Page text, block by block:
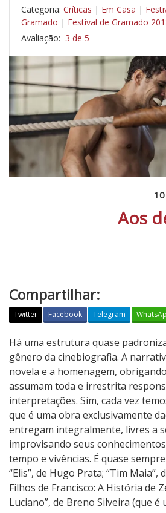
Categoria: Críticas | Em Casa |
Gramado | Festival de Gramado
Avaliação: 3 de 5
Aos
Compartilhar:
Twitter Facebook Telegram
1
0
S
e
g
u
n
d
o
s
P
a
Há uma estrutura quase
gênero da cinebiografia. A
novela e a homenagem,
assumam toda e irrestrita
interpretações. Sim, cada vez
que é uma obra exclusivamente
entregam integralmente, livres a
improvisando seus
tempo e vivências. É quase
“Elis”, de Hugo Prata; “Tim Maia”,
Filhos de Francisco: A História de
Luciano”, de Breno Silveira (que